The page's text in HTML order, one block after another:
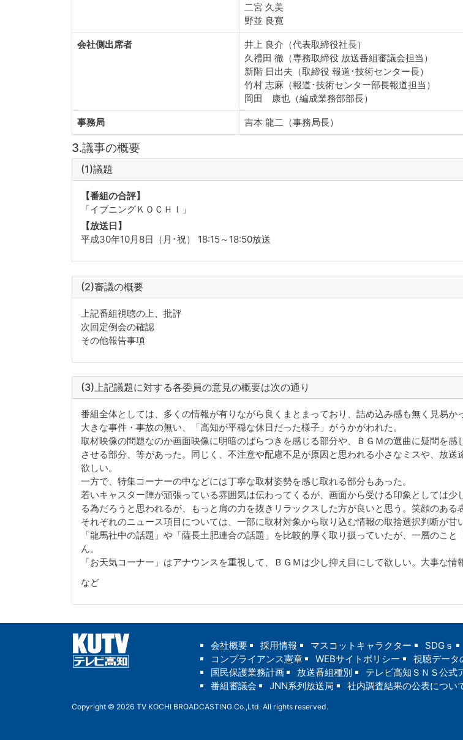
二宮 久美
野並 良寛
会社側出席者
井上 良介（代表取締役社長）
久禮田 徹（専務取締役 放送番組審議会担当）
新階 日出夫（取締役 報道･技術センター長）
竹村 志麻（報道･技術センター部長報道担当）
岡田 康也（編成業務部部長）
事務局 吉本 龍二（事務局長）
3.議事の概要
(1)議題
【番組の合評】
「イブニングＫＯＣＨＩ」
【放送日】
平成30年10月8日（月･祝） 18:15～18:50放送
(2)審議の概要
上記番組視聴の上、批評
次回定例会の確認
その他報告事項
(3)上記議題に対する各委員の意見の概要は次の通り
番組全体としては、多くの情報が有りながら良くまとまっており、詰め込み感も無く見易か
大きな事件・事故の無い、「高知が平穏な休日だった様子」がうかがわれた。
取材映像の問題なのか画面映像に明暗のばらつきを感じる部分や、ＢＧＭの選曲に疑問を
させる部分、等があった。同じく、不注意や配慮不足が原因と思われる小さなミスや、放
欲しい。
一方で、特集コーナーの中などには丁寧な取材姿勢を感じ取れる部分もあった。
若いキャスター陣が頑張っている雰囲気は伝わってくるが、画面から受ける印象としては
る為だろうと思われるが、もっと肩の力を抜きリラックスした方が良いと思う。笑顔のある
それぞれのニュース項目については、一部に取材対象から取り込む情報の取捨選択判断が甘
「龍馬社中の話題」や「薩長土肥連合の話題」を比較的厚く取り扱っていたが、一層のこ
ん。
「お天気コーナー」はアナウンスを重視して、ＢＧＭは少し抑え目にして欲しい。大事な情
など
会社概要 採用情報 マスコットキャラクター SDGｓ
コンプライアンス憲章
WEBサイトポリシー
視聴データ
国民保護業務計画
放送番組種別 テレビ高知ＳＮＳ公式
番組審議会
JNN系列放送局 社内調査結果の公表につい
Copyright © 2026 TV KOCHI BROADCASTING Co.,Ltd. All rights reserved.